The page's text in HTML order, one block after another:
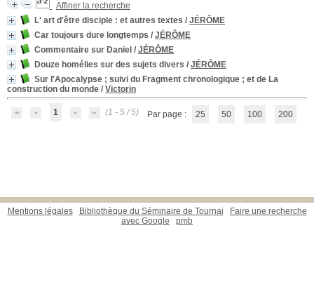
Affiner la recherche
L' art d'être disciple : et autres textes / JÉRÔME
Car toujours dure longtemps / JÉRÔME
Commentaire sur Daniel / JÉRÔME
Douze homélies sur des sujets divers / JÉRÔME
Sur l'Apocalypse ; suivi du Fragment chronologique ; et de La
construction du monde / Victorin
1 (1 - 5 / 5) Par page : 25 50 100 200
Mentions légales Bibliothèque du Séminaire de Tournai
Faire une recherche
avec Google
pmb